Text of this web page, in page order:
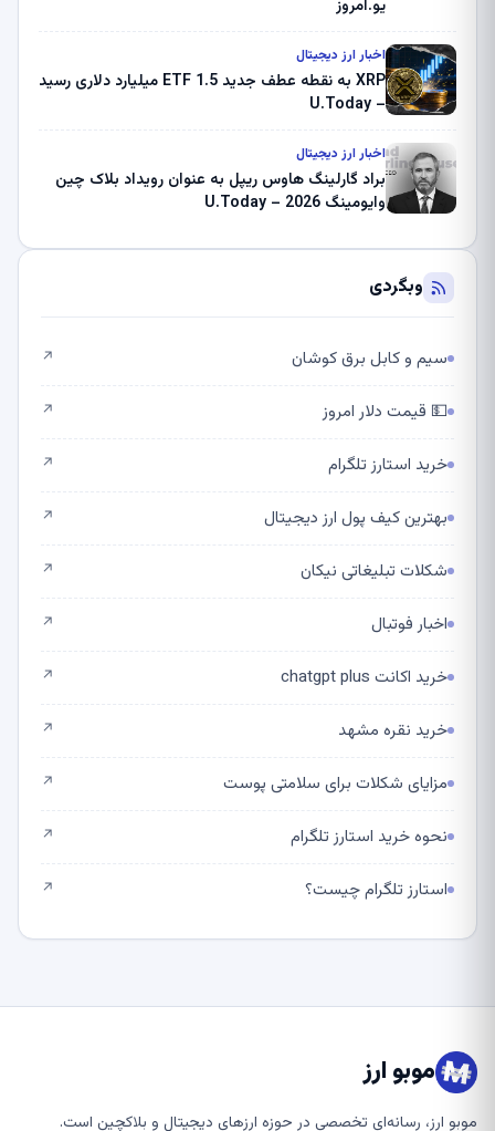
یو.امروز
اخبار ارز دیجیتال
XRP به نقطه عطف جدید ETF 1.5 میلیارد دلاری رسید
– U.Today
اخبار ارز دیجیتال
براد گارلینگ هاوس ریپل به عنوان رویداد بلاک چین
وایومینگ 2026 – U.Today
وبگردی
سیم و کابل برق کوشان ↗
💵 قیمت دلار امروز ↗
خرید استارز تلگرام ↗
بهترین کیف پول ارز دیجیتال ↗
شکلات تبلیغاتی نیکان ↗
اخبار فوتبال ↗
خرید اکانت chatgpt plus ↗
خرید نقره مشهد ↗
مزایای شکلات برای سلامتی پوست ↗
نحوه خرید استارز تلگرام ↗
استارز تلگرام چیست؟ ↗
موبو ارز
موبو ارز، رسانه‌ای تخصصی در حوزه ارزهای دیجیتال و بلاکچین است.